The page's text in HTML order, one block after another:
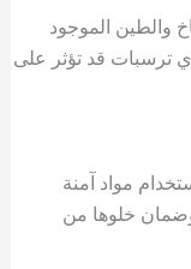
والطين الموجود
ترسبات قد تؤثر على
مواد آمنة
خلوها من